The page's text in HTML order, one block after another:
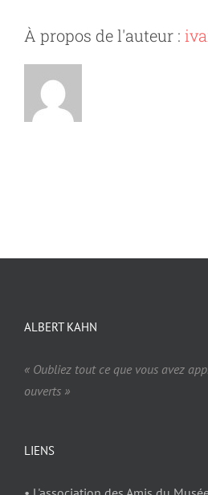
À propos de l'auteur :
ALBERT KAHN
« Oubliez tout ce que vous avez
ouverts »
LIENS